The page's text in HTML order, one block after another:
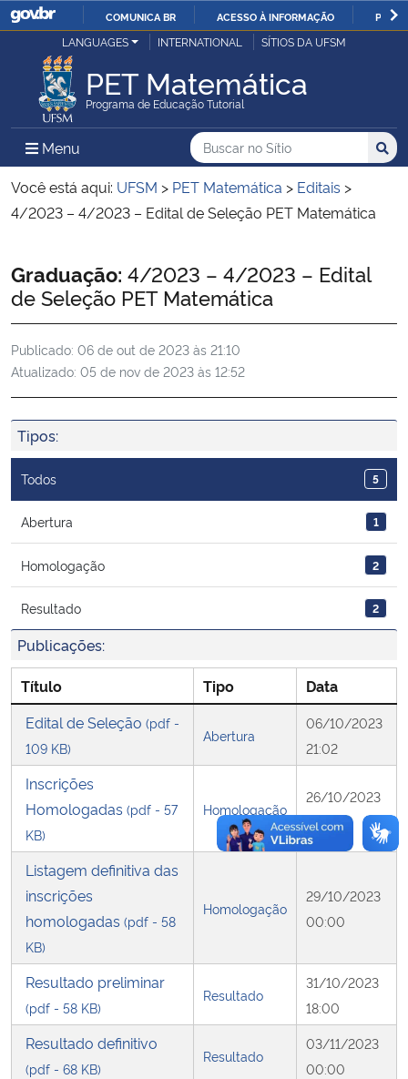
IR
O
COMUNICA BR ACESSO À INFORMAÇÃO
Ministério da Justiça e Segurança Pública
Ministério da Defesa
Ministério das Relações Exteriores
Ministério da Infraestrutura
Ministério da Agricultura, Pecuária e Abastecimento
Ministério da Educação
Ministério da Cidadania
Ministério da Saúde
Ministério de Minas e Energia
Ministério da Ciência, Tecnologia, Inovações e Comunicações
Ministério do Meio Ambiente
Ministério do Turismo
Ministério da Mulher, da Família e dos Direitos Humanos
Secretaria-Geral
Secretaria de Governo
Gabinete de Segurança Institucional
Advocacia-Geral da União
Banco Central do Brasil
LANGUAGES INTERNATIONAL SÍTIOS DA UFSM
PET Matemática
Programa de Educação Tutorial
Menu Menu Principal do Sítio
Busca
Buscar no no Sítio
Busca:
Você está aqui: UFSM > PET Matemática > Editais >
4/2023 – 4/2023 – Edital de Seleção PET Matemática
Início do conteúdo
Graduação: 4/2023 – 4/2023 – Edital
de Seleção PET Matemática
Publicado: 06 de out de 2023 às 21:10
Atualizado: 05 de nov de 2023 às 12:52
Tipos:
Todos 5
Abertura 1
Homologação 2
Resultado 2
Publicações:
Título Tipo
Data
Edital de Seleção (pdf -
109 KB)
Abertura
06/10/2023
21:02
Inscrições
Homologadas (pdf - 57
KB)
Homologação
26/10/2023
17:00
Listagem definitiva das
inscrições
homologadas (pdf - 58
KB)
Homologação
29/10/2023
00:00
Resultado preliminar
(pdf - 58 KB)
Resultado
31/10/2023
18:00
Resultado definitivo
(pdf - 68 KB)
Resultado
03/11/2023
00:00